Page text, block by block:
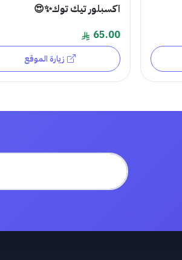
اكسبلور تيك توك✨😍
65.00
زيارة الموقع